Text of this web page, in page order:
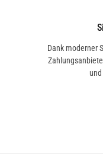
Dank moderner